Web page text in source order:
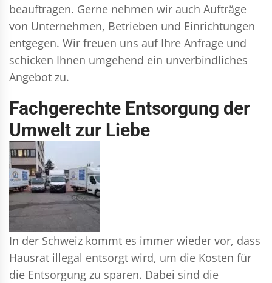
beauftragen. Gerne nehmen wir auch Aufträge
von Unternehmen, Betrieben und Einrichtungen
entgegen. Wir freuen uns auf Ihre Anfrage und
schicken Ihnen umgehend ein unverbindliches
Angebot zu.
Fachgerechte Entsorgung der
Umwelt zur Liebe
In der Schweiz kommt es immer wieder vor, dass
Hausrat illegal entsorgt wird, um die Kosten für
die Entsorgung zu sparen. Dabei sind die